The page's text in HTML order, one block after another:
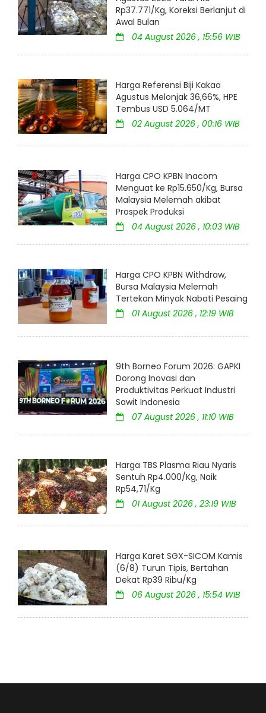
Rp37.771/Kg, Koreksi Berlanjut di
Awal Bulan
04 August 2026 , 15:56 WIB
Harga Referensi Biji Kakao
Agustus Melonjak 36,66%, HPE
Tembus USD 5.064/MT
02 August 2026 , 00:16 WIB
Harga CPO KPBN Inacom
Menguat ke Rp15.650/Kg, Bursa
Malaysia Melemah akibat
Prospek Produksi
04 August 2026 , 10:03 WIB
Harga CPO KPBN Withdraw,
Bursa Malaysia Melemah
Tertekan Minyak Nabati Pesaing
01 August 2026 , 12:19 WIB
9th Borneo Forum 2026: GAPKI
Dorong Inovasi dan
Produktivitas Perkuat Industri
Sawit Indonesia
07 August 2026 , 11:10 WIB
Harga TBS Plasma Riau Nyaris
Sentuh Rp4.000/Kg, Naik
Rp54,71/Kg
01 August 2026 , 23:19 WIB
Harga Karet SGX-SICOM Kamis
(6/8) Turun Tipis, Bertahan
Dekat Rp39 Ribu/Kg
06 August 2026 , 15:54 WIB